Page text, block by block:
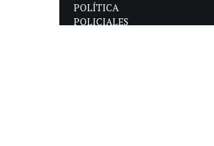
POLÍTICA
POLICIALES